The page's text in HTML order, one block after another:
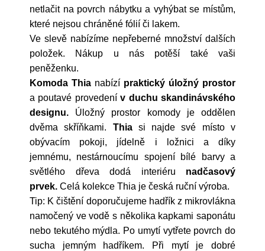
netlačit na povrch nábytku a vyhýbat se místům,
které nejsou chráněné fólií či lakem.
Ve slevě nabízíme nepřeberné množství dalších
položek. Nákup u nás potěší také vaši
peněženku.
Komoda Thia nabízí praktický úložný prostor
a poutavé provedenív duchu skandinávského
designu. Úložný prostor komody je oddělen
dvěma skříňkami. Thiasi najde své místo v
obývacím pokoji, jídelně i ložnici a díky
jemnému, nestárnoucímu spojení bílé barvy a
světlého dřeva dodá interiéru nadčasový
prvek. Celá kolekce Thia je česká ruční výroba.
Tip: K čištění doporučujeme hadřík z mikrovlákna
namočený ve vodě s několika kapkami saponátu
nebo tekutého mýdla. Po umytí vytřete povrch do
sucha jemným hadříkem. Při mytí je dobré